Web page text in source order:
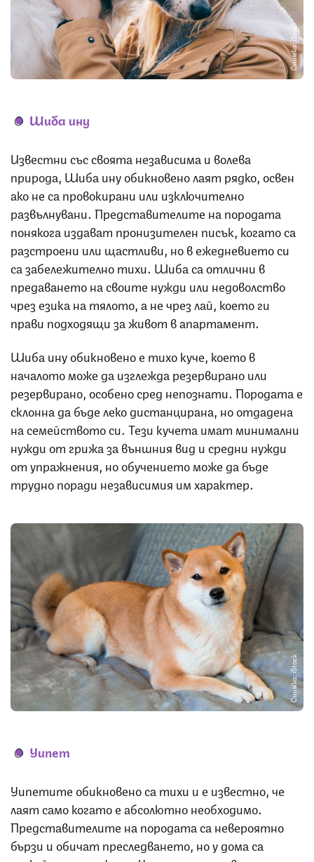
Снимка: iStock
Шиба ину
Известни със своята независима и волева
природа, Шиба ину обикновено лаят рядко, освен
ако не са провокирани или изключително
развълнувани. Представителите на породата
понякога издават пронизителен писък, когато са
разстроени или щастливи, но в ежедневието си
са забележително тихи. Шиба са отлични в
предаването на своите нужди или недоволство
чрез езика на тялото, а не чрез лай, което ги
прави подходящи за живот в апартамент.
Шиба ину обикновено е тихо куче, което в
началото може да изглежда резервирано или
резервирано, особено сред непознати. Породата е
склонна да бъде леко дистанцирана, но отдадена
на семейството си. Тези кучета имат минимални
нужди от грижа за външния вид и средни нужди
от упражнения, но обучението може да бъде
трудно поради независимия им характер.
Снимка: iStock
Уипет
Уипетите обикновено са тихи и е известно, че
лаят само когато е абсолютно необходимо.
Представителите на породата са невероятно
бързи и обичат преследването, но у дома са